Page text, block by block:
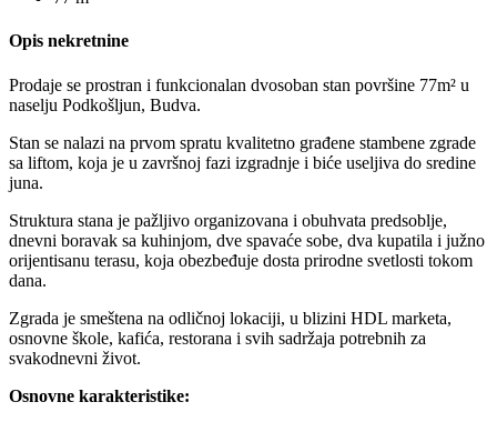
Opis nekretnine
Prodaje se prostran i funkcionalan dvosoban stan površine 77m² u
naselju Podkošljun, Budva.
Stan se nalazi na prvom spratu kvalitetno građene stambene zgrade
sa liftom, koja je u završnoj fazi izgradnje i biće useljiva do sredine
juna.
Struktura stana je pažljivo organizovana i obuhvata predsoblje,
dnevni boravak sa kuhinjom, dve spavaće sobe, dva kupatila i južno
orijentisanu terasu, koja obezbeđuje dosta prirodne svetlosti tokom
dana.
Zgrada je smeštena na odličnoj lokaciji, u blizini HDL marketa,
osnovne škole, kafića, restorana i svih sadržaja potrebnih za
svakodnevni život.
Osnovne karakteristike: